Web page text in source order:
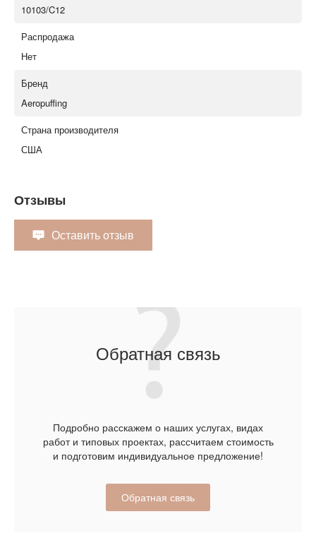
10103/C12
Распродажа
Нет
Бренд
Aeropuffing
Страна производителя
США
Отзывы
Оставить отзыв
Обратная связь
Подробно расскажем о наших услугах, видах
работ и типовых проектах, рассчитаем стоимость
и подготовим индивидуальное предложение!
Обратная связь